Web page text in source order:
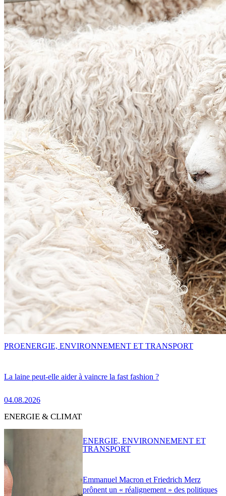
La laine peut-elle aider à vaincre la fast fashion ?
04.08.2026
PROENERGIE, ENVIRONNEMENT ET TRANSPORT
ENERGIE & CLIMAT
Emmanuel Macron et Friedrich Merz
prônent un « réalignement » des politiques
ENERGIE, ENVIRONNEMENT ET
TRANSPORT